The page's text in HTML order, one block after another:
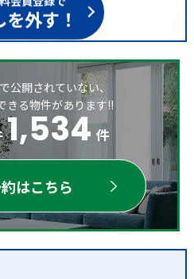
外す！
公開されていない、
きる物件があります!!
1,534 件
はこちら